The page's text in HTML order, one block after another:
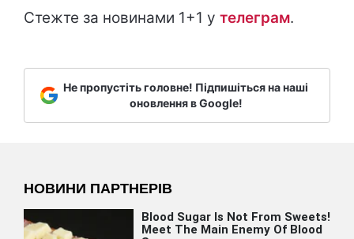
Стежте за новинами 1+1 у телеграм.
Не пропустіть головне! Підпишіться на наші
оновлення в Google!